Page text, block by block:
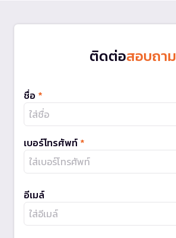
ติดต่อสอบถาม
ชื่อ *
เบอร์โทรศัพท์ *
อีเมล์